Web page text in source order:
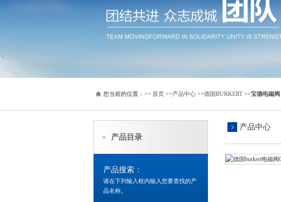
您当前的位置：>> 首页 >>产品中心 >>德国BURKERT >>宝德电磁阀
产品目录
产品搜索：
请在下列输入框内输入您要查找的产
品名称。
产品中心